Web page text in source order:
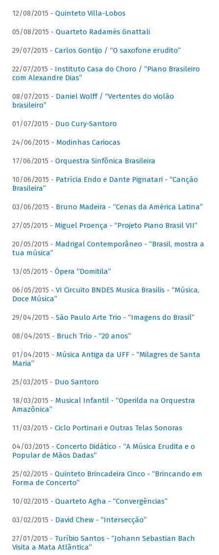
12/08/2015 - Quinteto Villa-Lobos
05/08/2015 - Quarteto Radamés Gnattali
29/07/2015 - Carlos Gontijo / “O saxofone erudito”
22/07/2015 - Instituto Casa do Choro / “Piano Brasileiro
com Alexandre Dias”
08/07/2015 - Daniel Wolff / “Vertentes do violão
brasileiro”
01/07/2015 - Duo Cury-Santoro
24/06/2015 - Modinhas Cariocas
17/06/2015 - Orquestra Sinfônica Brasileira
10/06/2015 - Patrícia Endo e Dante Pignatari - “Canção
Brasileira”
03/06/2015 - Bruno Madeira - “Cenas da América Latina”
27/05/2015 - Miguel Proença - “Projeto Piano Brasil VII”
20/05/2015 - Madrigal Contemporâneo - “Brasil, mostra a
tua música”
13/05/2015 - Ópera “Domitila”
06/05/2015 - VI Circuito BNDES Musica Brasilis - “Música,
Doce Música”
29/04/2015 - São Paulo Arte Trio - “Imagens do Brasil”
08/04/2015 - Bruch Trio - “20 anos”
01/04/2015 - Música Antiga da UFF - “Milagres de Santa
Maria”
25/03/2015 - Duo Santoro
18/03/2015 - Musical Infantil - “Operilda na Orquestra
Amazônica”
11/03/2015 - Ciclo Portinari e Outras Telas Sonoras
04/03/2015 - Concerto Didático - “A Música Erudita e o
Popular de Mãos Dadas”
25/02/2015 - Quinteto Brincadeira Cinco - “Brincando em
Forma de Concerto”
10/02/2015 - Quarteto Agha - “Convergências”
03/02/2015 - David Chew - “Intersecção”
27/01/2015 - Turíbio Santos - “Johann Sebastian Bach
Visita a Mata Atlântica”